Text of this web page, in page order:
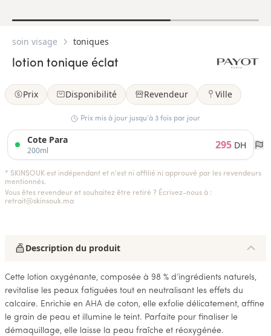
soin visage toniques
lotion tonique éclat
Prix Disponibilité Revendeur Ville
Prix mis à jour jusqu’à 3 fois par jour
Cote Para
200ml 295 DH
* SKINSOUK est indépendant et n'est ni affilié ni approuvé par les revendeurs
mentionnés.
Vous êtes revendeur et souhaitez être retiré ? Écrivez-nous à :
retrait@skinsouk.ma
Description du produit
Cette lotion oxygénante, composée à 98 % d’ingrédients naturels,
revitalise les peaux fatiguées tout en neutralisant les effets du
calcaire. Enrichie en AHA de coton, elle exfolie délicatement, affine
le grain de peau et illumine le teint. Parfaite pour finaliser le
démaquillage, elle laisse la peau fraîche et réoxygénée.